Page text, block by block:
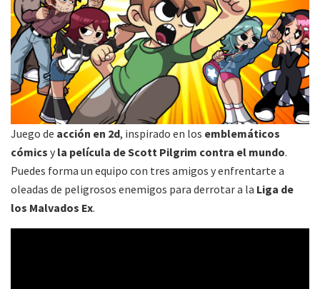
Juego de acción en 2d, inspirado en los emblemáticos
cómics y la película de Scott Pilgrim contra el mundo.
Puedes forma un equipo con tres amigos y enfrentarte a
oleadas de peligrosos enemigos para derrotar a la Liga de
los Malvados Ex.